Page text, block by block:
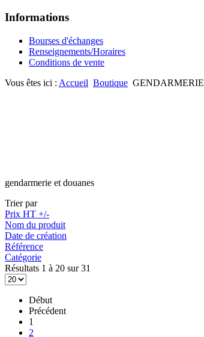
Informations
Bourses d'échanges
Renseignements/Horaires
Conditions de vente
Vous êtes ici : Accueil Boutique GENDARMERIE
gendarmerie et douanes
Trier par
Prix HT +/-
Nom du produit
Date de création
Référence
Catégorie
Résultats 1 à 20 sur 31
Début
Précédent
1
2